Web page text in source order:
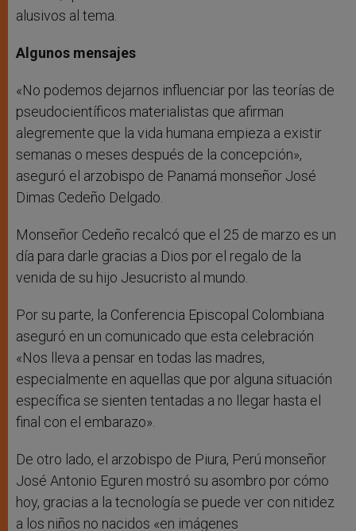
alusivos al tema.
Algunos mensajes
«No podemos dejarnos influenciar por las teorías de
pseudocientíficos materialistas que afirman
alegremente que la vida humana empieza a existir
semanas o meses después de la concepción»,
aseguró el arzobispo de Panamá monseñor José
Dimas Cedeño Delgado.
Monseñor Cedeño recalcó que el 25 de marzo es un
día para darle gracias a Dios por el regalo de la
venida de su hijo Jesucristo al mundo.
Por su parte, la Conferencia Episcopal Colombiana
aseguró en un comunicado que esta celebración
«Nos lleva a pensar en todas las madres,
especialmente en aquellas que por alguna situación
específica se sienten tentadas a no llegar hasta el
final con el embarazo».
De otro lado, el arzobispo de Piura, Perú monseñor
José Antonio Eguren mostró su asombro por cómo
hoy, gracias a la tecnología se puede ver con nitidez
a los niños no nacidos «en imágenes